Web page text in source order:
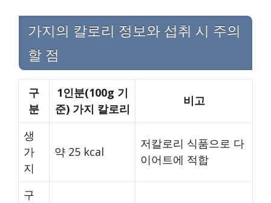
가지의 칼로리 정보와 섭취 시 주의
할 점
구
분
1인분(100g 기
준) 가지 칼로리
비고
생
가
지
약 25 kcal
저칼로리 식품으로 다
이어트에 적합
구